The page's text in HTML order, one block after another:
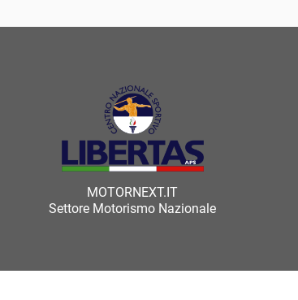
MOTORNEXT.IT
Settore Motorismo Nazionale